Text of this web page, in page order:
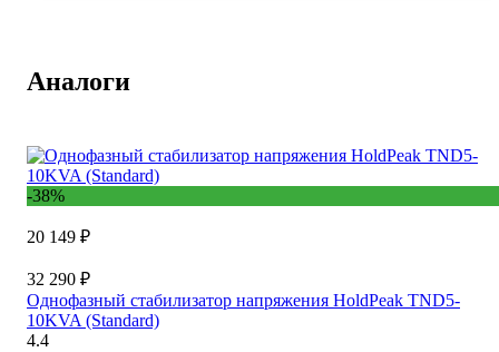
Аналоги
-38%
20 149 ₽
32 290 ₽
Однофазный стабилизатор напряжения HoldPeak TND5-
10KVA (Standard)
4.4